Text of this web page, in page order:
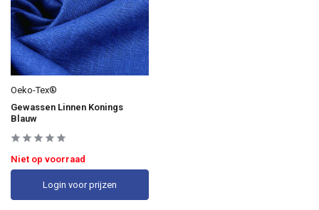
Oeko-Tex®
Gewassen Linnen Konings
Blauw
Niet op voorraad
Login voor prijzen